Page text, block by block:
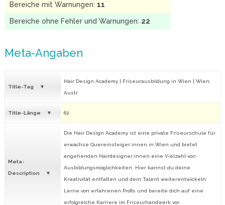
Bereiche mit Warnungen: 11
Bereiche ohne Fehler und Warnungen: 22
Meta-Angaben
Title-Tag
Hair Design Academy | Friseurausbildung in Wien | Wien,
Austr
Title-Länge 62
Meta-
Description
Die Hair Design Academy ist eine private Friseurschule für
erwachse Quereinsteiger:innen in Wien und bietet
angehenden Hairdesigner:innen eine Vielzahl von
Ausbildungsmöglichkeiten. Hier kannst du deine
Kreativität entfalten und dein Talent weiterentwickeln.
Lerne von erfahrenen Profis und bereite dich auf eine
erfolgreiche Karriere im Friseurhandwerk vor.